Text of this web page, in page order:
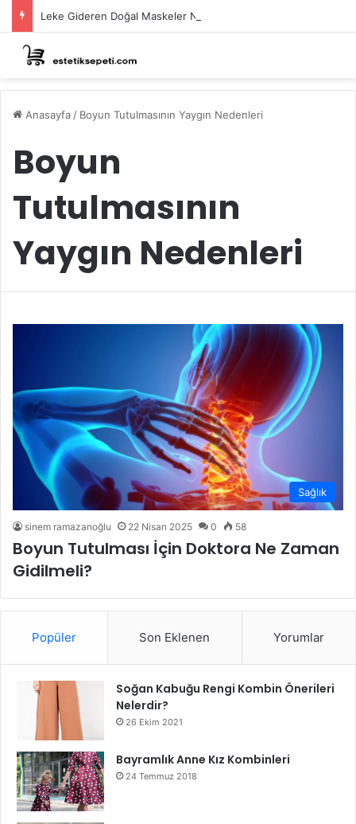
Leke Gideren Doğal Maskeler Nasıl Yapılır?
Anasayfa / Boyun Tutulmasının Yaygın Nedenleri
Boyun
Tutulmasının
Yaygın Nedenleri
Sağlık
sinem ramazanoğlu 22 Nisan 2025 0 58
Boyun Tutulması İçin Doktora Ne Zaman
Gidilmeli?
Popüler Son Eklenen Yorumlar
Soğan Kabuğu Rengi Kombin Önerileri
Nelerdir?
26 Ekim 2021
Bayramlık Anne Kız Kombinleri
24 Temmuz 2018